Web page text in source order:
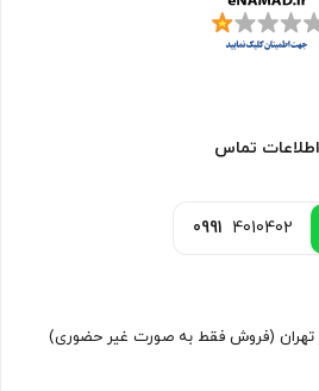
اطلاعات تماس
0991 4010402
تهران (فروش فقط به صورت غیر حضوری)